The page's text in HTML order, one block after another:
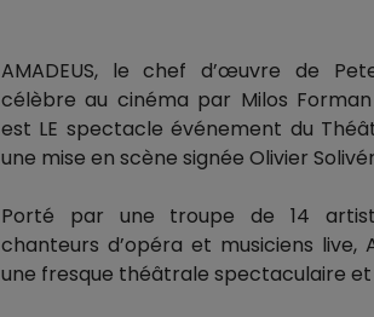
AMADEUS, le chef d’œuvre de
célèbre au cinéma par Milos
est LE spectacle événement du
une mise en scène signée Olivier
Porté par une troupe de 14
chanteurs d’opéra et musiciens live,
une fresque théâtrale spectaculaire